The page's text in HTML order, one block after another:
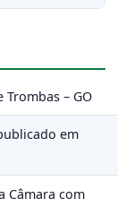
– GO
em
Câmara com